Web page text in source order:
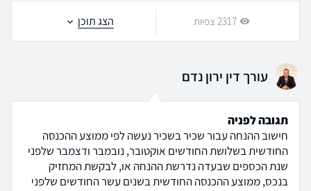
2317 צפיות הצג תוכן
עורך דין ירון נדם
תגובה לפניה
חישוב ההנחה עבור שכיר בשכיר נעשה לפי ממוצע ההכנסה
החודשית בשלושת החודשים אוקטובר, נובמבר ודצמבר שלפני
שנת הכספים שבעדה נדרשת ההנחה או, לבקשת המחזיק
בנכס, ממוצע ההכנסה החודשית בשנים עשר החודשים שלפני